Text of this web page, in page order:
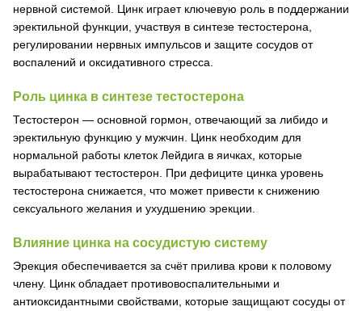
нервной системой. Цинк играет ключевую роль в поддержании
эректильной функции, участвуя в синтезе тестостерона,
регулировании нервных импульсов и защите сосудов от
воспалений и оксидативного стресса.
Роль цинка в синтезе тестостерона
Тестостерон — основной гормон, отвечающий за либидо и
эректильную функцию у мужчин. Цинк необходим для
нормальной работы клеток Лейдига в яичках, которые
вырабатывают тестостерон. При дефиците цинка уровень
тестостерона снижается, что может привести к снижению
сексуального желания и ухудшению эрекции.
Влияние цинка на сосудистую систему
Эрекция обеспечивается за счёт прилива крови к половому
члену. Цинк обладает противовоспалительными и
антиоксидантными свойствами, которые защищают сосуды от